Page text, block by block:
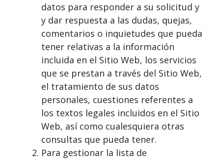
datos para responder a su solicitud y
y dar respuesta a las dudas, quejas,
comentarios o inquietudes que pueda
tener relativas a la información
incluida en el Sitio Web, los servicios
que se prestan a través del Sitio Web,
el tratamiento de sus datos
personales, cuestiones referentes a
los textos legales incluidos en el Sitio
Web, así como cualesquiera otras
consultas que pueda tener.
Para gestionar la lista de